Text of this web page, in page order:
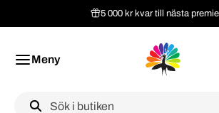
5 000 kr kvar till nästa premie
Meny
Label